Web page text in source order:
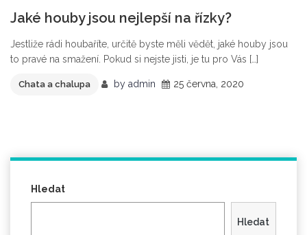
Jaké houby jsou nejlepší na řízky?
Jestliže rádi houbaříte, určitě byste měli vědět, jaké houby jsou
to pravé na smažení. Pokud si nejste jisti, je tu pro Vás […]
Chata a chalupa by admin 25 června, 2020
Hledat
Hledat